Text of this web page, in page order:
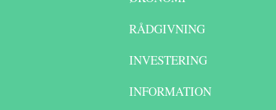
RÅDGIVNING
INVESTERING
INFORMATION